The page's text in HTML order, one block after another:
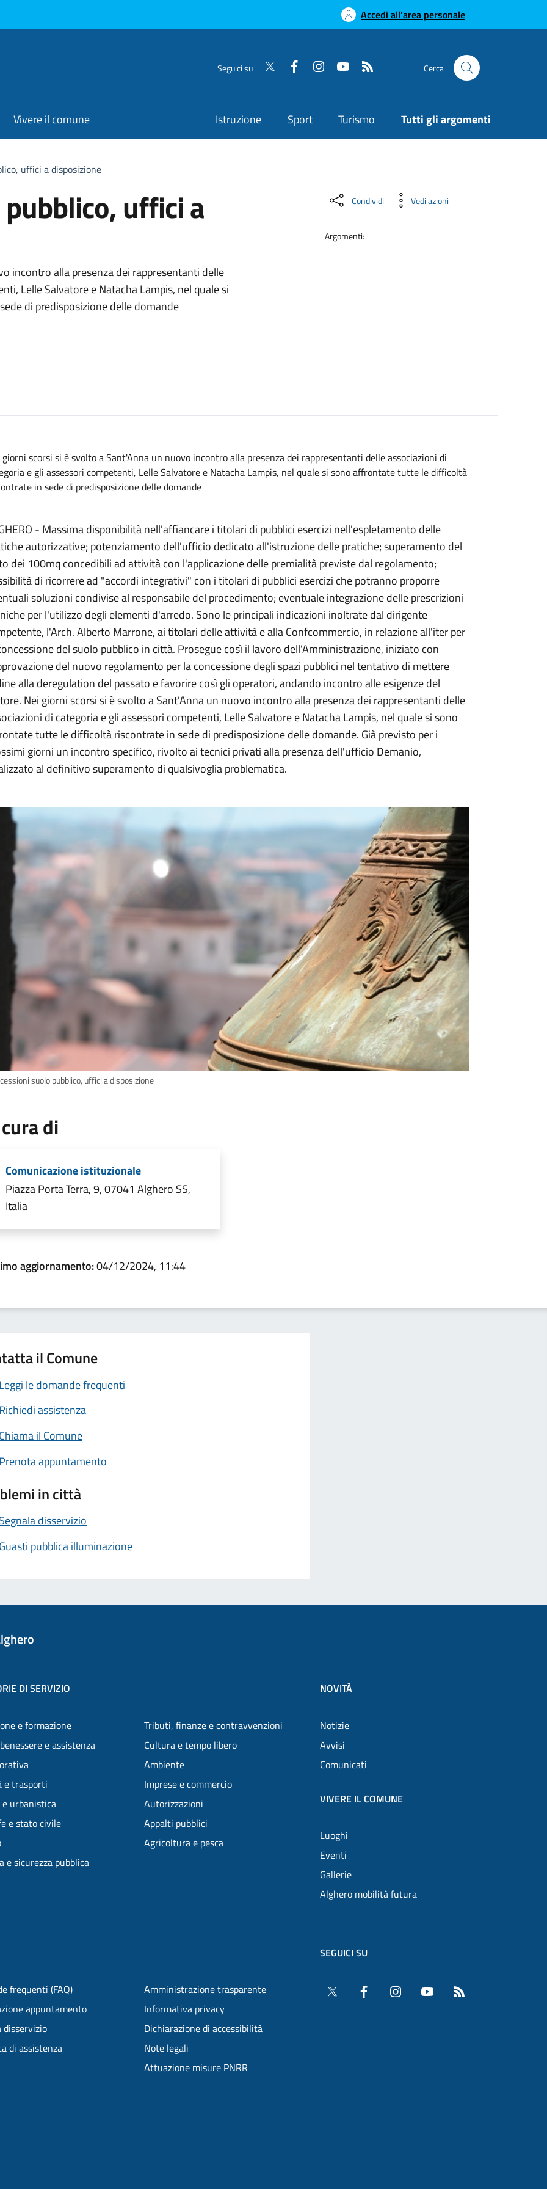
Accedi all'area personale
Seguici su Cerca
Vivere il comune Istruzione Sport Turismo Tutti gli argomenti
uffici a disposizione
uffici a
incontro alla presenza dei rappresentanti delle
Lelle Salvatore e Natacha Lampis, nel quale si
di predisposizione delle domande
Condividi Vedi azioni
Argomenti:
scorsi si è svolto a Sant'Anna un nuovo incontro alla presenza dei rappresentanti delle associazioni di
e gli assessori competenti, Lelle Salvatore e Natacha Lampis, nel quale si sono affrontate tutte le difficoltà
in sede di predisposizione delle domande
- Massima disponibilità nell'affiancare i titolari di pubblici esercizi nell'espletamento delle
autorizzative; potenziamento dell'ufficio dedicato all'istruzione delle pratiche; superamento del
dei 100mq concedibili ad attività con l'applicazione delle premialità previste dal regolamento;
di ricorrere ad "accordi integrativi" con i titolari di pubblici esercizi che potranno proporre
soluzioni condivise al responsabile del procedimento; eventuale integrazione delle prescrizioni
per l'utilizzo degli elementi d'arredo. Sono le principali indicazioni inoltrate dal dirigente
l'Arch. Alberto Marrone, ai titolari delle attività e alla Confcommercio, in relazione all'iter per
del suolo pubblico in città. Prosegue così il lavoro dell'Amministrazione, iniziato con
del nuovo regolamento per la concessione degli spazi pubblici nel tentativo di mettere
alla deregulation del passato e favorire così gli operatori, andando incontro alle esigenze del
Nei giorni scorsi si è svolto a Sant'Anna un nuovo incontro alla presenza dei rappresentanti delle
di categoria e gli assessori competenti, Lelle Salvatore e Natacha Lampis, nel quale si sono
tutte le difficoltà riscontrate in sede di predisposizione delle domande. Già previsto per i
giorni un incontro specifico, rivolto ai tecnici privati alla presenza dell'ufficio Demanio,
al definitivo superamento di qualsivoglia problematica.
suolo pubblico, uffici a disposizione
di
Comunicazione istituzionale
Piazza Porta Terra, 9, 07041 Alghero SS,
Italia
aggiornamento:04/12/2024, 11:44
il Comune
le domande frequenti
assistenza
il Comune
appuntamento
in città
disservizio
pubblica illuminazione
DI SERVIZIO
e formazione
e assistenza
e trasporti
urbanistica
e stato civile
e sicurezza pubblica
Tributi, finanze e contravvenzioni
Cultura e tempo libero
Ambiente
Imprese e commercio
Autorizzazioni
Appalti pubblici
Agricoltura e pesca
NOVITÀ
Notizie
Avvisi
Comunicati
VIVERE IL COMUNE
Luoghi
Eventi
Gallerie
Alghero mobilità futura
frequenti (FAQ)
appuntamento
disservizio
di assistenza
Amministrazione trasparente
Informativa privacy
Dichiarazione di accessibilità
Note legali
Attuazione misure PNRR
SEGUICI SU
Twitter Facebook InstagramYouTube